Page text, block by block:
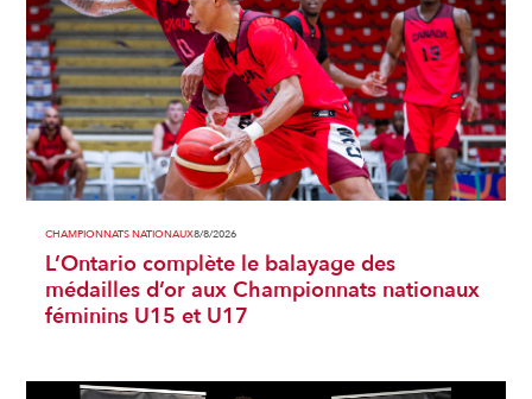
CHAMPIONNATS NATIONAUX8/8/2026
L’Ontario complète le balayage des
médailles d’or aux Championnats nationaux
féminins U15 et U17